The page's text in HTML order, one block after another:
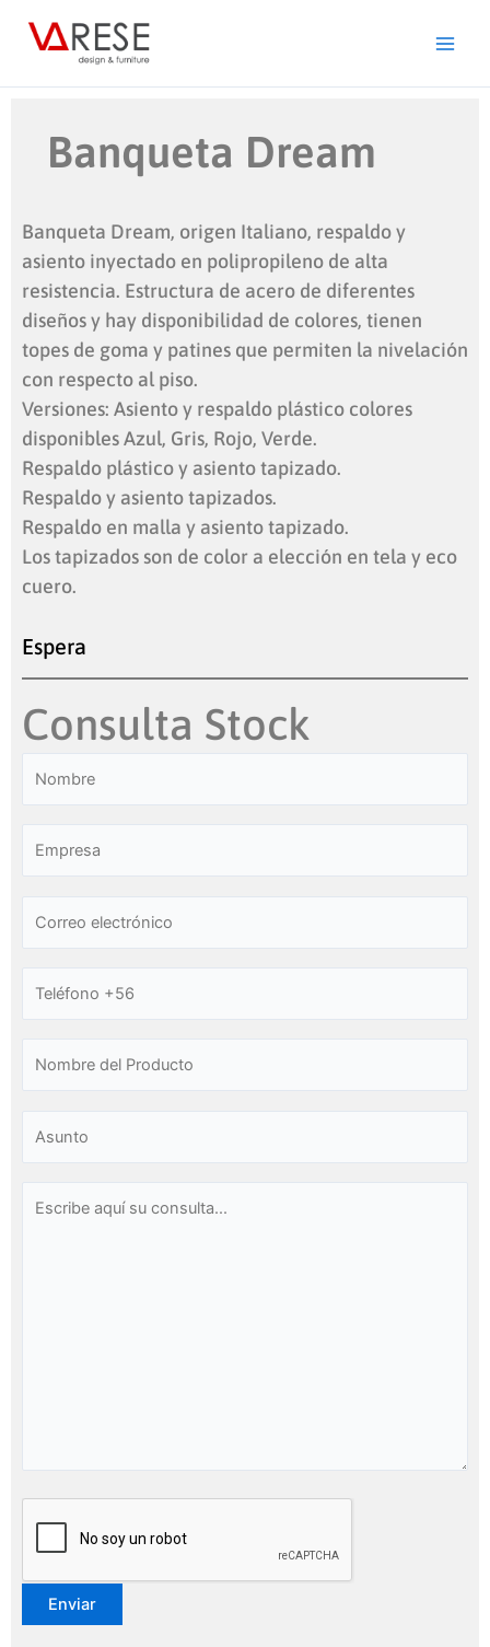
Banqueta Dream
Banqueta Dream, origen Italiano, respaldo y
asiento inyectado en polipropileno de alta
resistencia. Estructura de acero de diferentes
diseños y hay disponibilidad de colores, tienen
topes de goma y patines que permiten la nivelación
con respecto al piso.
Versiones: Asiento y respaldo plástico colores
disponibles Azul, Gris, Rojo, Verde.
Respaldo plástico y asiento tapizado.
Respaldo y asiento tapizados.
Respaldo en malla y asiento tapizado.
Los tapizados son de color a elección en tela y eco
cuero.
Espera
Consulta Stock